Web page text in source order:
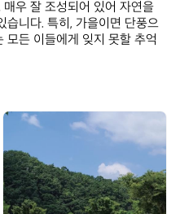
우 잘 조성되어 있어 자연을
습니다. 특히, 가을이면 단풍으
모든 이들에게 잊지 못할 추억
잔
캠
핑